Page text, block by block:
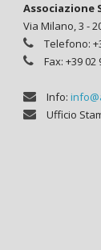
Associazione
Via Milano, 3 -
Telefono:
Fax: +39 02
Info:
Ufficio